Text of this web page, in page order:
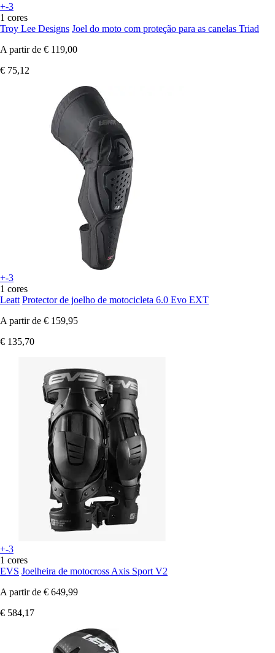
+-3
1 cores
Troy Lee Designs Joel do moto com proteção para as canelas Triad
A partir de € 119,00
€ 75,12
+-3
1 cores
Leatt Protector de joelho de motocicleta 6.0 Evo EXT
A partir de € 159,95
€ 135,70
+-3
1 cores
EVS Joelheira de motocross Axis Sport V2
A partir de € 649,99
€ 584,17